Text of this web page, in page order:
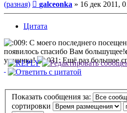
(разная)
Сообщение
galceonka » 16 дек 2011,
Цитата
С моего последнего
появилось спасибо Вам большущее!
умничка!
Ещё раз большое
Показать сообщения за:
сортировки